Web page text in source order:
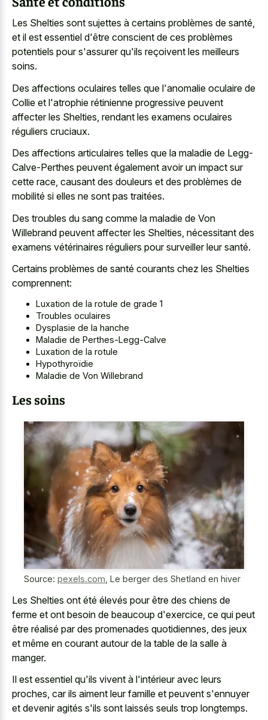
Les Shelties sont sujettes à certains problèmes de santé,
et il est essentiel d'être conscient de ces problèmes
potentiels pour s'assurer qu'ils reçoivent les meilleurs
soins.
Des affections oculaires telles que l'anomalie oculaire de
Collie et l'atrophie rétinienne progressive peuvent
affecter les Shelties, rendant les examens oculaires
réguliers cruciaux.
Des affections articulaires telles que la maladie de Legg-
Calve-Perthes peuvent également avoir un impact sur
cette race, causant des douleurs et des problèmes de
mobilité si elles ne sont pas traitées.
Des troubles du sang comme la maladie de Von
Willebrand peuvent affecter les Shelties, nécessitant des
examens vétérinaires réguliers pour surveiller leur santé.
Certains problèmes de santé courants chez les Shelties
comprennent:
Luxation de la rotule de grade 1
Troubles oculaires
Dysplasie de la hanche
Maladie de Perthes-Legg-Calve
Luxation de la rotule
Hypothyroïdie
Maladie de Von Willebrand
Les soins
Source: pexels.com, Le berger des Shetland en hiver
Les Shelties ont été élevés pour être des chiens de
ferme et ont besoin de beaucoup d'exercice, ce qui peut
être réalisé par des promenades quotidiennes, des jeux
et même en courant autour de la table de la salle à
manger.
Il est essentiel qu'ils vivent à l'intérieur avec leurs
proches, car ils aiment leur famille et peuvent s'ennuyer
et devenir agités s'ils sont laissés seuls trop longtemps.